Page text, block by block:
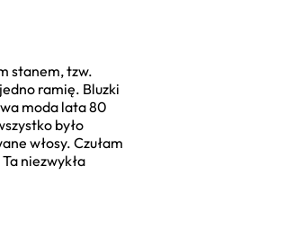
stanem, tzw.
ramię. Bluzki
moda lata 80
było
włosy. Czułam
niezwykła